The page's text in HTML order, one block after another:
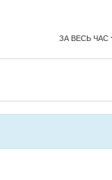
ЗА ВЕСЬ ЧАС